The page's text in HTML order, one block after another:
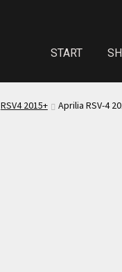
START
RSV4 2015+ Aprilia RSV-4